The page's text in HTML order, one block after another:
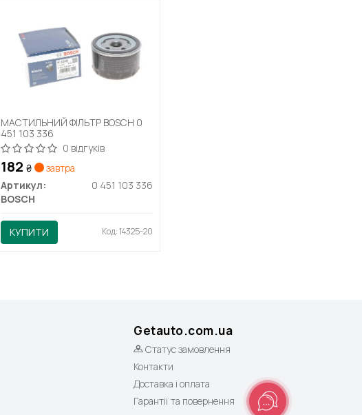
МАСТИЛЬНИЙ ФІЛЬТР BOSCH 0
451 103 336
0 відгуків
182 ₴
завтра
Артикул:
0 451 103 336
BOSCH
КУПИТИ Код: 14325-20
Getauto.com.ua
Статус замовлення
Контакти
Доставка і оплата
Гарантії та повернення